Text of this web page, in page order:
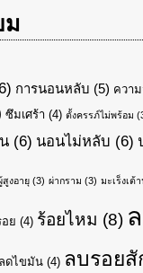
ม
การนอนหลับ (5) ควา
ซึมเศร้า (4) ตั้งครรภ์ไม่พร้อม
(6) นอนไม่หลับ (6)
สูงอายุ (3) ผ่ากราม (3) มะเร็งเต้
อย (4) ร้อยไหม (8)
ลดไขมัน (4) ลบรอยสั